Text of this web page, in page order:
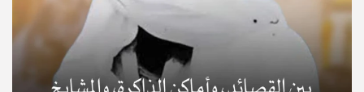
© Copyright 2025, APS